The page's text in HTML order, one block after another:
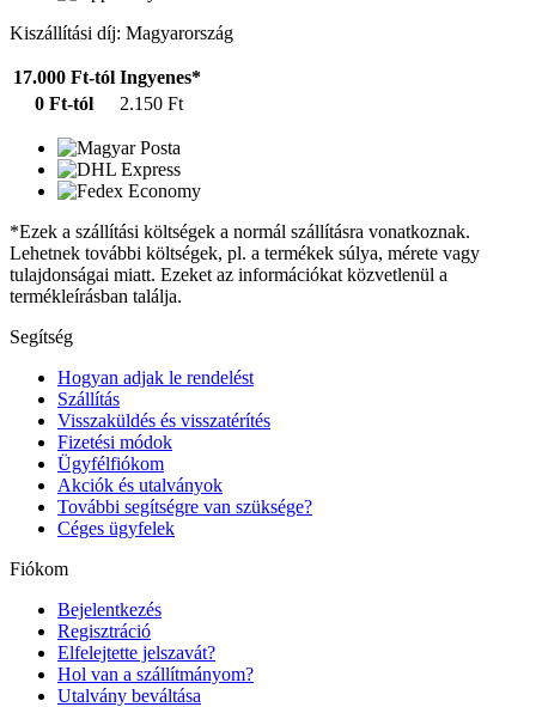
Kiszállítási díj: Magyarország
17.000 Ft-tól Ingyenes*
0 Ft-tól
2.150 Ft
*Ezek a szállítási költségek a normál szállításra vonatkoznak.
Lehetnek további költségek, pl. a termékek súlya, mérete vagy
tulajdonságai miatt. Ezeket az információkat közvetlenül a
termékleírásban találja.
Segítség
Hogyan adjak le rendelést
Szállítás
Visszaküldés és visszatérítés
Fizetési módok
Ügyfélfiókom
Akciók és utalványok
További segítségre van szüksége?
Céges ügyfelek
Fiókom
Bejelentkezés
Regisztráció
Elfelejtette jelszavát?
Hol van a szállítmányom?
Utalvány beváltása